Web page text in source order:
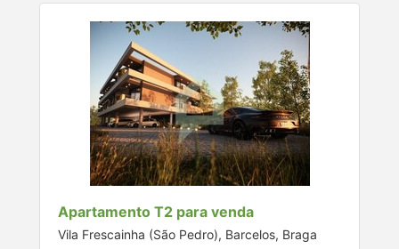
Apartamento T2 para venda
Vila Frescainha (São Pedro), Barcelos, Braga